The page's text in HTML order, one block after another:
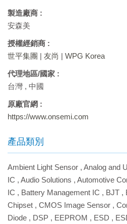
製造廠商 :
安森美
授權經銷商 :
世平集團 | 友尚 | WPG Korea
代理地區/國家 :
台灣 , 中國
原廠官網 :
https://www.onsemi.com
產品類別
Ambient Light Sensor , Analog and
IC , Audio Solutions , Automotive
IC , Battery Management IC , BJT ,
Chipset , CMOS Image Sensor ,
Diode , DSP , EEPROM , ESD ,